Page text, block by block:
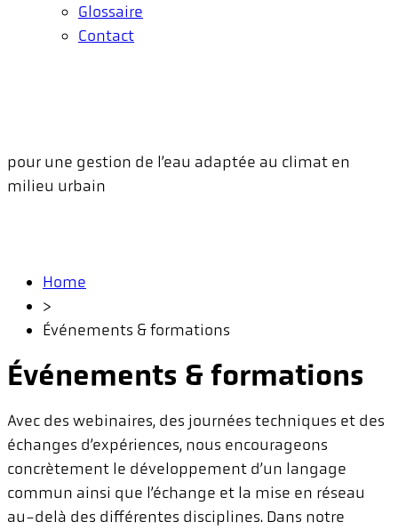
Glossaire
Contact
pour une gestion de l’eau adaptée au climat en
milieu urbain
Home
>
Événements & formations
Événements & formations
Avec des webinaires, des journées techniques et des
échanges d’expériences, nous encourageons
concrètement le développement d’un langage
commun ainsi que l’échange et la mise en réseau
au-delà des différentes disciplines. Dans notre